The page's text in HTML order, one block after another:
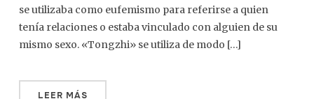
se utilizaba como eufemismo para referirse a quien
tenía relaciones o estaba vinculado con alguien de su
mismo sexo. «Tongzhi» se utiliza de modo […]
LEER MÁS